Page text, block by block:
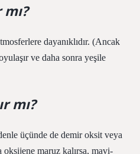
dayanıklıdır. (Ancak
ve daha sonra yeşile
mı?
üçünde de demir oksit veya
oksijene maruz kalırsa, mavi-